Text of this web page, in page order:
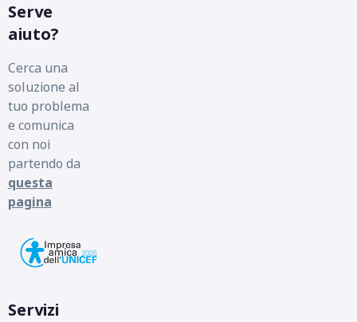
Serve
aiuto?
Cerca una
soluzione al
tuo problema
e comunica
con noi
partendo da
questa
pagina
Servizi